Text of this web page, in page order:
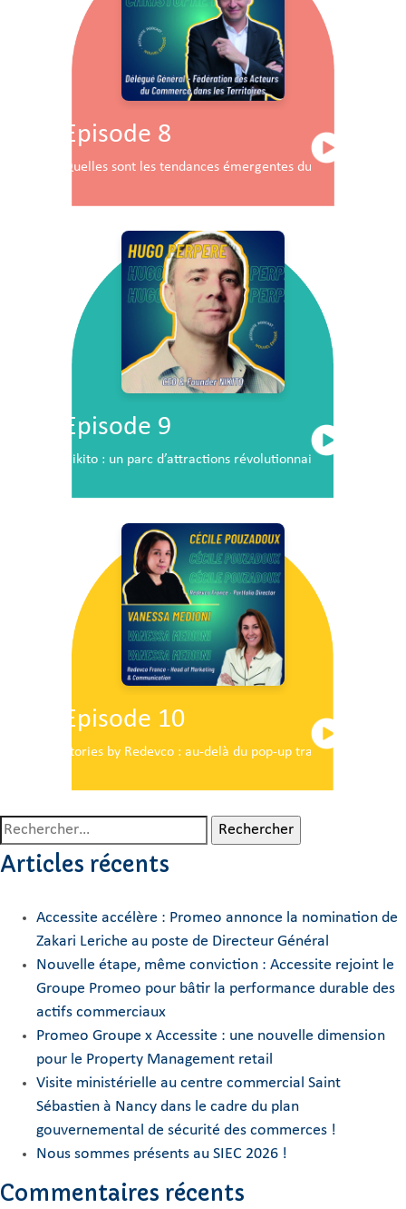
Episode 8
Quelles sont les tendances émergentes du commerce en
Episode 9
Nikito : un parc d’attractions révolutionnaire en plein
Episode 10
Stories by Redevco : au-delà du pop-up traditionnel
Rechercher :
Articles récents
Accessite accélère : Promeo annonce la nomination de
Zakari Leriche au poste de Directeur Général
Nouvelle étape, même conviction : Accessite rejoint le
Groupe Promeo pour bâtir la performance durable des
actifs commerciaux
Promeo Groupe x Accessite : une nouvelle dimension
pour le Property Management retail
Visite ministérielle au centre commercial Saint
Sébastien à Nancy dans le cadre du plan
gouvernemental de sécurité des commerces !
Nous sommes présents au SIEC 2026 !
Commentaires récents